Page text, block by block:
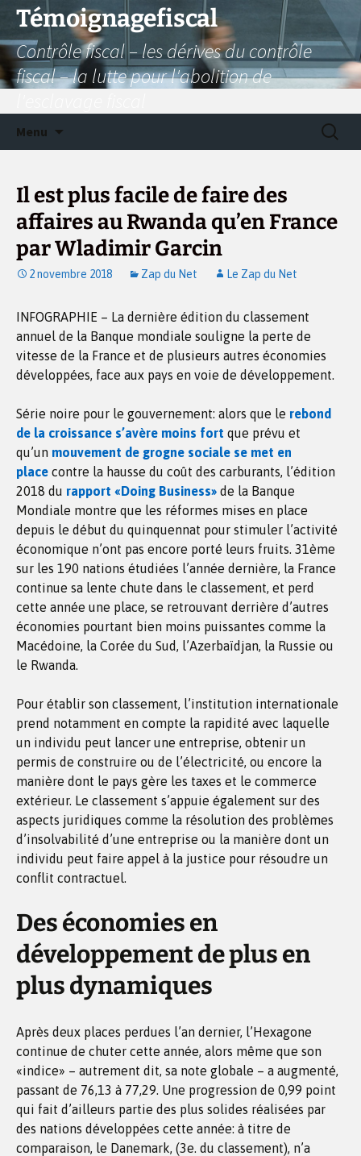
Aller
contenu
Témoignagefiscal
Contrôle fiscal – les dérives du contrôle
fiscal – la lutte pour l'abolition de
Menu
Il est plus facile de faire des
affaires au Rwanda qu’en France
par Wladimir Garcin
2 novembre 2018 Zap du Net Le Zap du Net
INFOGRAPHIE – La dernière édition du classement
annuel de la Banque mondiale souligne la perte de
vitesse de la France et de plusieurs autres économies
développées, face aux pays en voie de développement.
Série noire pour le gouvernement: alors que le rebond
de la croissance s’avère moins fort que prévu et
qu’un mouvement de grogne sociale se met en
place contre la hausse du coût des carburants, l’édition
2018 du rapport «Doing Business» de la Banque
Mondiale montre que les réformes mises en place
depuis le début du quinquennat pour stimuler l’activité
économique n’ont pas encore porté leurs fruits. 31ème
sur les 190 nations étudiées l’année dernière, la France
continue sa lente chute dans le classement, et perd
cette année une place, se retrouvant derrière d’autres
économies pourtant bien moins puissantes comme la
Macédoine, la Corée du Sud, l’Azerbaïdjan, la Russie ou
le Rwanda.
Pour établir son classement, l’institution internationale
prend notamment en compte la rapidité avec laquelle
un individu peut lancer une entreprise, obtenir un
permis de construire ou de l’électricité, ou encore la
manière dont le pays gère les taxes et le commerce
extérieur. Le classement s’appuie également sur des
aspects juridiques comme la résolution des problèmes
d’insolvabilité d’une entreprise ou la manière dont un
individu peut faire appel à la justice pour résoudre un
conflit contractuel.
Des économies en
développement de plus en
plus dynamiques
Après deux places perdues l’an dernier, l’Hexagone
continue de chuter cette année, alors même que son
«indice» – autrement dit, sa note globale – a augmenté,
passant de 76,13 à 77,29. Une progression de 0,99 point
qui fait d’ailleurs partie des plus solides réalisées par
des nations développées cette année: à titre de
comparaison, le Danemark, (3e. du classement), n’a